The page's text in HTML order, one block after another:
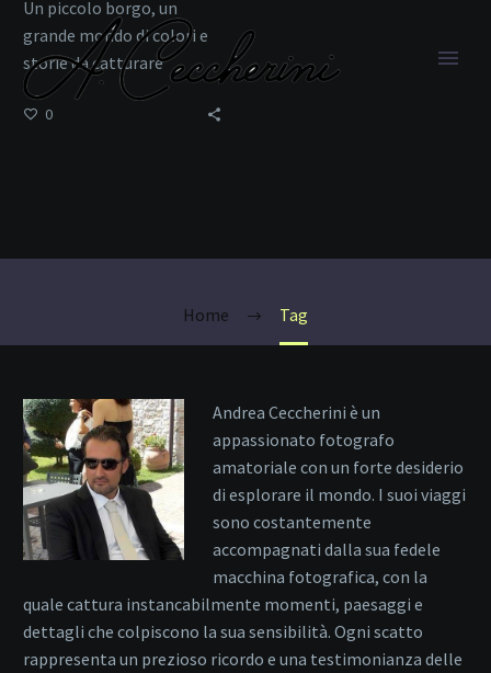
Home Tag
Un piccolo borgo, un
grande mondo di colori e
storie da catturare
0
Andrea Ceccherini è un
appassionato fotografo
amatoriale con un forte desiderio
di esplorare il mondo. I suoi viaggi
sono costantemente
accompagnati dalla sua fedele
macchina fotografica, con la
quale cattura instancabilmente momenti, paesaggi e
dettagli che colpiscono la sua sensibilità. Ogni scatto
rappresenta un prezioso ricordo e una testimonianza delle